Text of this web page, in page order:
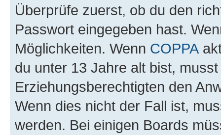
Überprüfe zuerst, ob du den
Passwort eingegeben hast.
Möglichkeiten. Wenn COPPA
du unter 13 Jahre alt bist,
Erziehungsberechtigten den
Wenn dies nicht der Fall ist,
werden. Bei einigen Boards